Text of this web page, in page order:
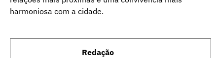
harmoniosa com a cidade.
Redação